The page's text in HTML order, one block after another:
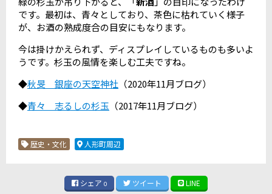
です。最初は、青々としており、茶色に枯れていく様子
が、お酒の熟成度合の目安にもなります。
今は掛けかえられず、ディスプレイしているものも多いよ
うです。杉玉の風情を楽しむ工夫ですね。
◆秋旻 銀座の天空神社 （2020年11月ブログ）
◆青々 志るしの杉玉 （2017年11月ブログ）
歴史・文化 人形町周辺
シェア 0 ツイート LINE